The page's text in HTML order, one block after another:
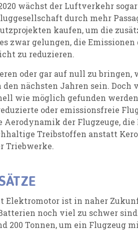
wächst der Luftverkehr sogar
durch mehr
kaufen, um die
zwar gelungen, die
zu reduzieren.
oder gar auf null zu bringen,
nächsten Jahren sein.
wie möglich gefunden
oder emissionsfreie
Aerodynamik der Flugzeuge,
Treibstoffen anstatt
Triebwerke.
Elektromotor ist in naher
noch viel zu schwer
200 Tonnen, um ein Flugzeug